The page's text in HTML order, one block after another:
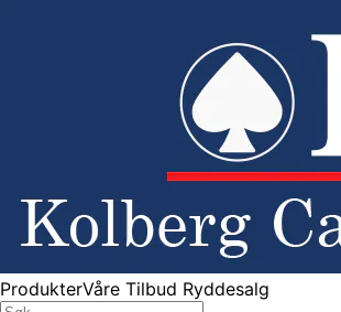
ProdukterVåre Tilbud Ryddesalg